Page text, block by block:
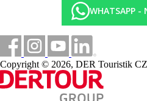
WHATSAPP -
Copyright © 2026, DER Touristik CZ